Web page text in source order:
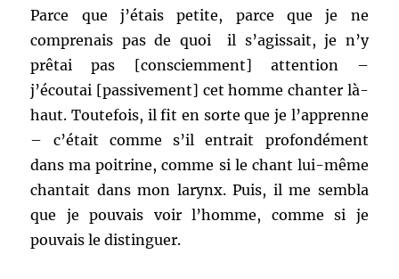
Parce que j’étais petite, parce que je ne
comprenais pas de quoi il s’agissait, je n’y
prêtai pas [consciemment] attention –
j’écoutai [passivement] cet homme chanter là-
haut. Toutefois, il fit en sorte que je l’apprenne
– c’était comme s’il entrait profondément
dans ma poitrine, comme si le chant lui-même
chantait dans mon larynx. Puis, il me sembla
que je pouvais voir l’homme, comme si je
pouvais le distinguer.